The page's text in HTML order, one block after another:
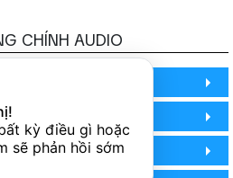
CHÍNH AUDIO
HÀNH)
kỳ điều gì hoặc
sẽ phản hồi sớm